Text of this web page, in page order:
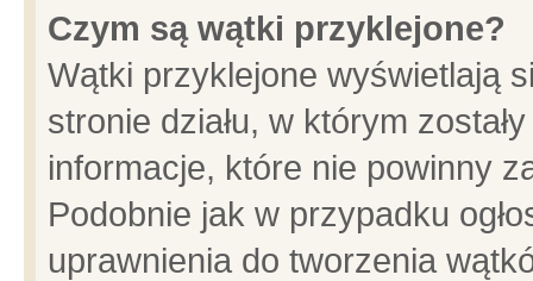
Czym są wątki przyklejone?
Wątki przyklejone wyświetlają
stronie działu, w którym
informacje, które nie powinny
Podobnie jak w przypadku
uprawnienia do tworzenia